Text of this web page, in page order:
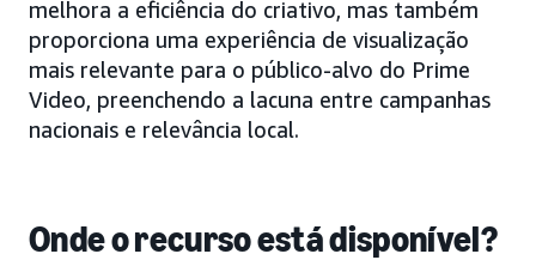
melhora a eficiência do criativo, mas também
proporciona uma experiência de visualização
mais relevante para o público-alvo do Prime
Video, preenchendo a lacuna entre campanhas
nacionais e relevância local.
Onde o recurso está disponível?